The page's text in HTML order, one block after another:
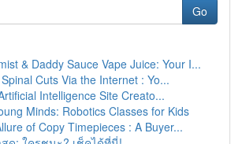
Go
& Daddy Sauce Vape Juice: Your I...
Cuts Via the Internet : Yo...
Intelligence Site Creato...
Minds: Robotics Classes for Kids
of Copy Timepieces : A Buyer...